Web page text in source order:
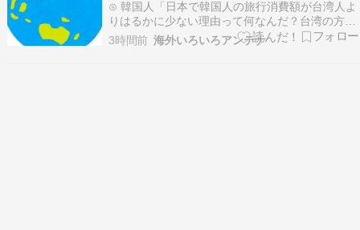
→「えっ？？？？？？？？？？」＝韓国
の反応
⊙ 韓国人「日本で韓国人の旅行消費額が台湾人よ
りはるかに少ない理由って何なんだ？台湾の方が
韓国よりも豊かなのか？？？」→「今は我々のレ
ベルが高くなって買いたいものがほとんどないか
3時間前 海外いろいろアンテナ